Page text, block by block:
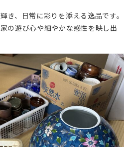
き、日常に彩りを添える逸品です。
の遊び心や細やかな感性を映し出